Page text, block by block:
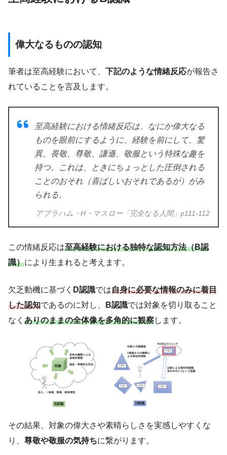
偉大なるものの認知
筆者は至高経験において、 下記のような情緒反応が報告さ
れていることを言及します。
至高経験における情緒反応は、なにか偉大なる
ものを眼前にするように、経験を前にして、驚
異、畏敬、尊敬、謙遜、敬服という特殊な趣を
持つ。これは、ときにちょっとした圧倒される
ことのおそれ（喜ばしいおそれであるが）がみ
られる。
アブラハム・H・マスロー「完全なる人間」p111-112
この情緒反応は至高経験における独特な認知方法（B認
識）により生まれると考えます。
欠乏動機に基づく D認識では自身に必要な情報のみに着目
した認知であるのに対し、 B認識では対象を切り取ること
なく ありのままの全体像を多角的に観察します。
その結果、対象の偉大さや素晴らしさを実感しやすくな
り、 尊敬や敬服の気持ちに繋がります。